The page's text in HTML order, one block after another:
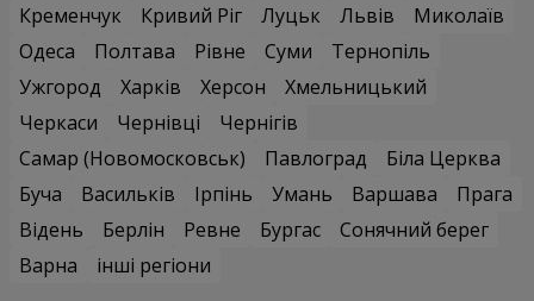
Кременчук
Кривий Ріг Луцьк Львів
Миколаїв
Одеса
Полтава Рівне Суми
Тернопіль
Ужгород
Харків Херсон
Хмельницький
Черкаси
Чернівці
Чернігів
Самар (Новомосковськ)
Павлоград
Біла Церква
Буча
Васильків Ірпінь Умань Варшава
Прага
Відень
Берлін Ревне Бургас
Сонячний берег
Варна
інші регіони